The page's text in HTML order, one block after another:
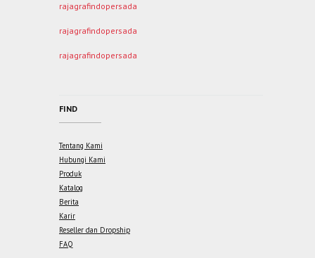
rajagrafindopersada
rajagrafindopersada
rajagrafindopersada
FIND
Tentang Kami
Hubungi Kami
Produk
Katalog
Berita
Karir
Reseller dan Dropship
FAQ